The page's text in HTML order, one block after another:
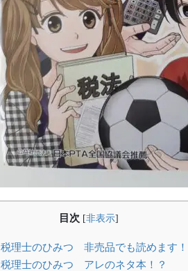
目次 [非表示]
税理士のひみつ 非売品でも読めます！
税理士のひみつ アレのネタ本！？